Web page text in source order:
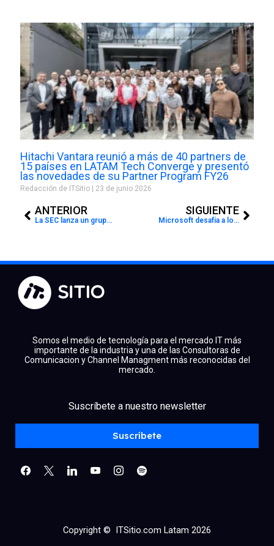
Hitachi Vantara reunió a más de 40 partners de
15 países en LATAM Tech Converge y presentó
las novedades de su Partner Program FY26
Redacción de ITSitio 23 de junio 2026
ANTERIOR
La SEC lanza un grupo de trabajo para integrar inteligencia artificial en sus operaciones
SIGUIENTE
Microsoft desafía a los usuarios a distinguir imágenes reales de creaciones con IA y muchos fallan
Somos el medio de tecnología para el mercado IT más
importante de la industria y una de las Consultoras de
Comunicacion y Channel Managment más reconocidas del
mercado.
Suscríbete a nuestro newsletter
Suscríbete
linkedinyoutubeinstagram
spotify
Copyright © ITSitio.com Latam 2026